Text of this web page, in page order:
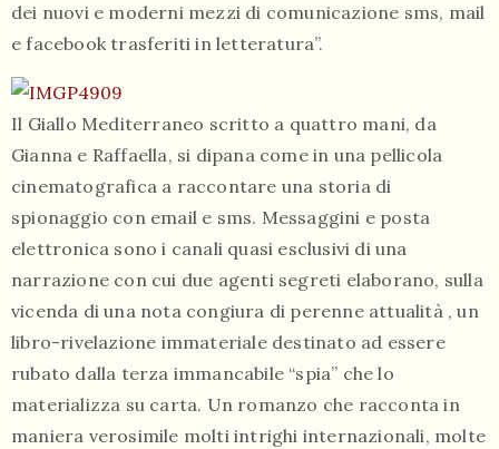
dei nuovi e moderni mezzi di comunicazione sms, mail
e facebook trasferiti in letteratura”.
Il Giallo Mediterraneo scritto a quattro mani, da
Gianna e Raffaella, si dipana come in una pellicola
cinematografica a raccontare una storia di
spionaggio con email e sms. Messaggini e posta
elettronica sono i canali quasi esclusivi di una
narrazione con cui due agenti segreti elaborano, sulla
vicenda di una nota congiura di perenne attualità , un
libro-rivelazione immateriale destinato ad essere
rubato dalla terza immancabile “spia” che lo
materializza su carta. Un romanzo che racconta in
maniera verosimile molti intrighi internazionali, molte